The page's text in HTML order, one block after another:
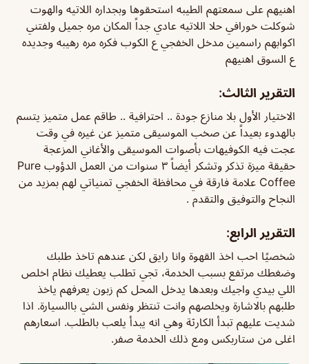
اهنيهم على سمعتهم الطيبه استحقوها وبجداره اللاتيه والهوت
شوكلت خورافي حلا اللاتيه عادي جداً المكان مره جميل ولفتني
اكوابهم راسمين مدخل الخفجي ع الكوب فكره مره رهيبه وجديده
ع السوق اهنيهم
التقرير الثالث:
الاختيار الأول بلا منازع جودة .. احترافية .. طاقم عمل متميز يتسم
بالهدوء بعيداً عن صخب الموسيقى متميز عن غيره في وقت
عجت فيه الكوفيهات بأصوات الموسيقى والأغاني المزعجة
حقيقة ميزة تذكر وتشكر أيضاً ٣ سنوات من العمل الدؤوب Pure
Coffee علامة فارقة في محافظة الخفجي تمنياتي لهم بمزيد من
النجاح والتوفيق والتقدم .
التقرير الرابع:
شخصيًا احب اخذ القهوة وانا رايق لكن عندهم تاخذ طلبك
وضغطك مرتفع بسبب الخدمة، تجي تطلب يعطيك نظام اخلص
اللي بيدي واجيك وبعدها يدخل المحل كم زبون يعرفهم ياخذ
طلبهم بالاشارة ويخلصهم وانت تنتظر ونفس الشي باالسيارة. اذا
شديت عليهم تبدأ الكارثة وهي انه يبدأ يلعب بالطلب. اسعارهم
اغلى من ستاربكس ومع ذلك الخدمة صفر.